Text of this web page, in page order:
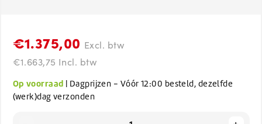
€1.375,00 Excl. btw
€1.663,75 Incl. btw
Op voorraad | Dagprijzen - Vóór 12:00 besteld, dezelfde
(werk)dag verzonden